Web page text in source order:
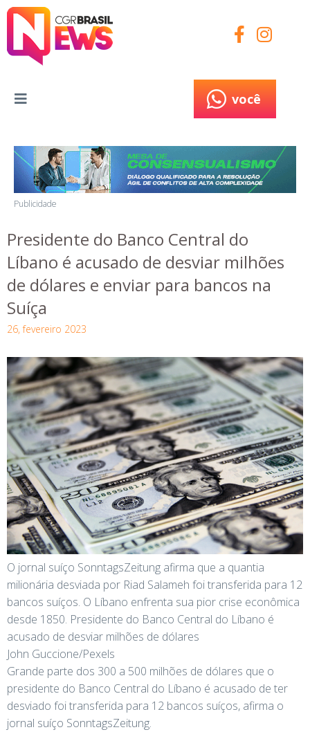
você
Publicidade
Presidente do Banco Central do
Líbano é acusado de desviar milhões
de dólares e enviar para bancos na
Suíça
26, fevereiro 2023
O jornal suíço SonntagsZeitung afirma que a quantia
milionária desviada por Riad Salameh foi transferida para 12
bancos suíços. O Líbano enfrenta sua pior crise econômica
desde 1850. Presidente do Banco Central do Líbano é
acusado de desviar milhões de dólares
John Guccione/Pexels
Grande parte dos 300 a 500 milhões de dólares que o
presidente do Banco Central do Líbano é acusado de ter
desviado foi transferida para 12 bancos suíços, afirma o
jornal suíço SonntagsZeitung.